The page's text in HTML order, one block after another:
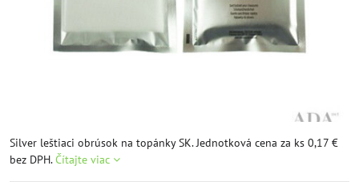
Silver leštiaci obrúsok na topánky SK. Jednotková cena za ks 0,17 €
bez DPH.Čítajte viac